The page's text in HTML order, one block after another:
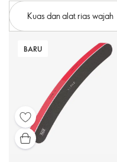
Kuas dan alat rias wajah
BARU